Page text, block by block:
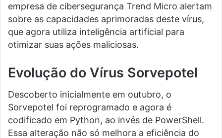
empresa de cibersegurança Trend Micro alertam
sobre as capacidades aprimoradas deste vírus,
que agora utiliza inteligência artificial para
otimizar suas ações maliciosas.
Evolução do Vírus Sorvepotel
Descoberto inicialmente em outubro, o
Sorvepotel foi reprogramado e agora é
codificado em Python, ao invés de PowerShell.
Essa alteração não só melhora a eficiência do